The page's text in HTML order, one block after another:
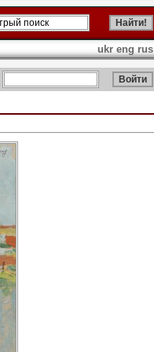
ukr eng rus